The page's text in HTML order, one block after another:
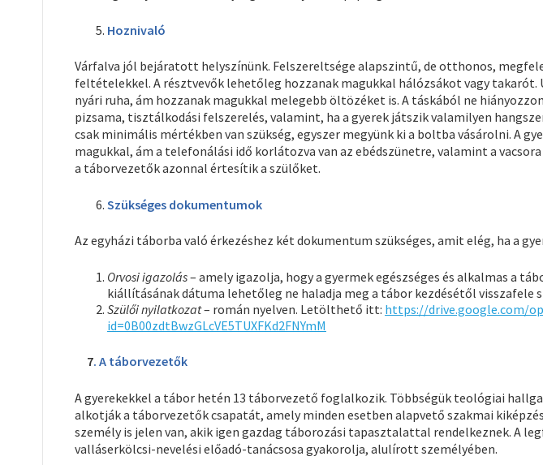
Hoznivaló
Várfalva jól bejáratott helyszínünk. Felszereltsége alapszintű, de otthonos,
feltételekkel. A résztvevők lehetőleg hozzanak magukkal hálózsákot vagy takarót.
nyári ruha, ám hozzanak magukkal melegebb öltözéket is. A táskából ne
pizsama, tisztálkodási felszerelés, valamint, ha a gyerek játszik valamilyen
csak minimális mértékben van szükség, egyszer megyünk ki a boltba vásárolni. A
magukkal, ám a telefonálási idő korlátozva van az ebédszünetre, valamint a
a táborvezetők azonnal értesítik a szülőket.
Szükséges dokumentumok
Az egyházi táborba való érkezéshez két dokumentum szükséges, amit elég, ha a
Orvosi igazolás– amely igazolja, hogy a gyermek egészséges és alkalmas a
kiállításának dátuma lehetőleg ne haladja meg a tábor kezdésétől visszafele
Szülői nyilatkozat– román nyelven. Letölthető itt: https://drive.google.com/
id=0B00zdtBwzGLcVE5TUXFKd2FNYmM
7. A táborvezetők
A gyerekekkel a tábor hetén 13 táborvezető foglalkozik. Többségük teológiai
alkotják a táborvezetők csapatát, amely minden esetben alapvető szakmai
személy is jelen van, akik igen gazdag táborozási tapasztalattal rendelkeznek. A
valláserkölcsi-nevelési előadó-tanácsosa gyakorolja, alulírott személyében.